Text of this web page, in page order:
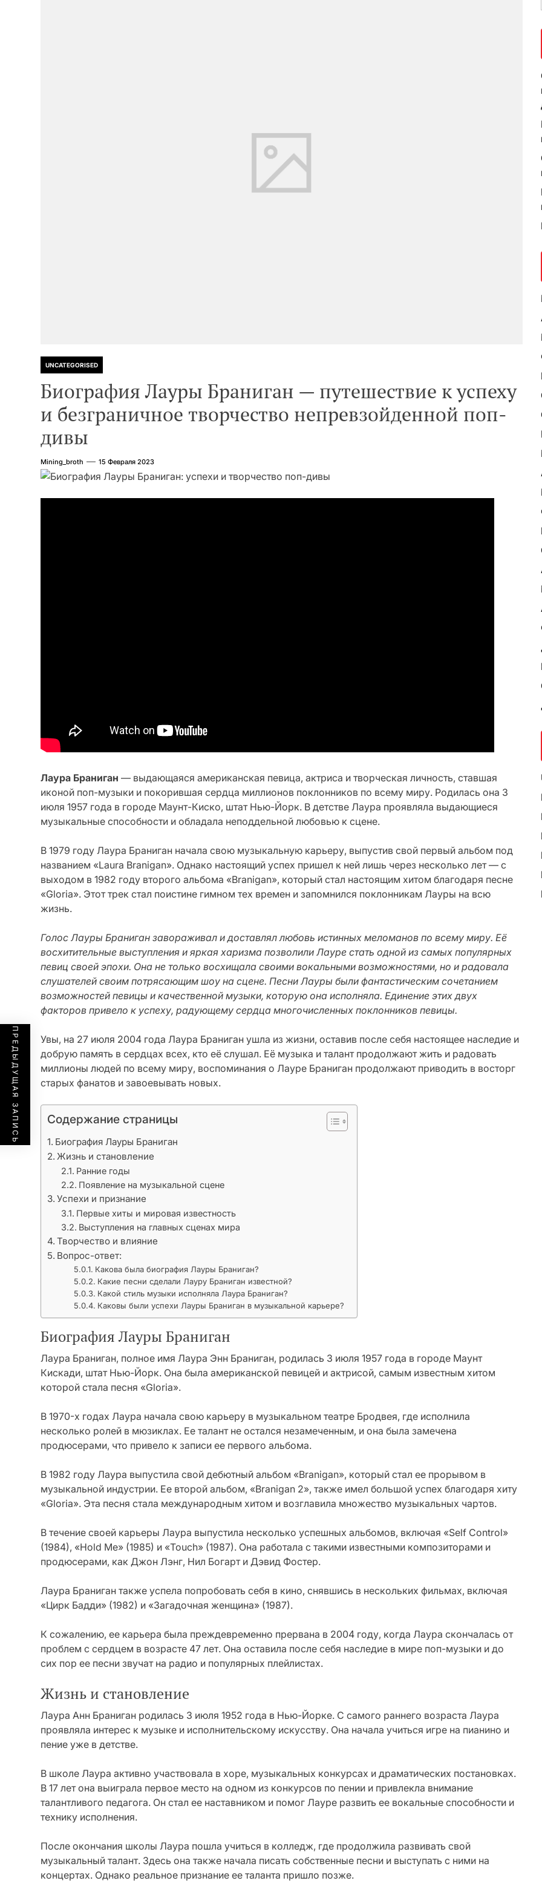
UNCATEGORISED
Биография Лауры Браниган — путешествие к успеху
и безграничное творчество непревзойденной поп-
дивы
Mining_broth 15 Февраля 2023
Лаура Браниган — выдающаяся американская певица, актриса и творческая личность, ставшая
иконой поп-музыки и покорившая сердца миллионов поклонников по всему миру. Родилась она 3
июля 1957 года в городе Маунт-Киско, штат Нью-Йорк. В детстве Лаура проявляла выдающиеся
музыкальные способности и обладала неподдельной любовью к сцене.
В 1979 году Лаура Браниган начала свою музыкальную карьеру, выпустив свой первый альбом под
названием «Laura Branigan». Однако настоящий успех пришел к ней лишь через несколько лет — с
выходом в 1982 году второго альбома «Branigan», который стал настоящим хитом благодаря песне
«Gloria». Этот трек стал поистине гимном тех времен и запомнился поклонникам Лауры на всю
жизнь.
Голос Лауры Браниган завораживал и доставлял любовь истинных меломанов по всему миру. Её
восхитительные выступления и яркая харизма позволили Лауре стать одной из самых популярных
певиц своей эпохи. Она не только восхищала своими вокальными возможностями, но и радовала
слушателей своим потрясающим шоу на сцене. Песни Лауры были фантастическим сочетанием
возможностей певицы и качественной музыки, которую она исполняла. Единение этих двух
факторов привело к успеху, радующему сердца многочисленных поклонников певицы.
Увы, на 27 июля 2004 года Лаура Браниган ушла из жизни, оставив после себя настоящее наследие и
добрую память в сердцах всех, кто её слушал. Её музыка и талант продолжают жить и радовать
миллионы людей по всему миру, воспоминания о Лауре Браниган продолжают приводить в восторг
старых фанатов и завоевывать новых.
Содержание страницы
Биография Лауры Браниган
Жизнь и становление
Ранние годы
Появление на музыкальной сцене
Успехи и признание
Первые хиты и мировая известность
Выступления на главных сценах мира
Творчество и влияние
Вопрос-ответ:
Какова была биография Лауры Браниган?
Какие песни сделали Лауру Браниган известной?
Какой стиль музыки исполняла Лаура Браниган?
Каковы были успехи Лауры Браниган в музыкальной карьере?
Биография Лауры Браниган
Лаура Браниган, полное имя Лаура Энн Браниган, родилась 3 июля 1957 года в городе Маунт
Кискади, штат Нью-Йорк. Она была американской певицей и актрисой, самым известным хитом
которой стала песня «Gloria».
В 1970-х годах Лаура начала свою карьеру в музыкальном театре Бродвея, где исполнила
несколько ролей в мюзиклах. Ее талант не остался незамеченным, и она была замечена
продюсерами, что привело к записи ее первого альбома.
В 1982 году Лаура выпустила свой дебютный альбом «Branigan», который стал ее прорывом в
музыкальной индустрии. Ее второй альбом, «Branigan 2», также имел большой успех благодаря хиту
«Gloria». Эта песня стала международным хитом и возглавила множество музыкальных чартов.
В течение своей карьеры Лаура выпустила несколько успешных альбомов, включая «Self Control»
(1984), «Hold Me» (1985) и «Touch» (1987). Она работала с такими известными композиторами и
продюсерами, как Джон Лэнг, Нил Богарт и Дэвид Фостер.
Лаура Браниган также успела попробовать себя в кино, снявшись в нескольких фильмах, включая
«Цирк Бадди» (1982) и «Загадочная женщина» (1987).
К сожалению, ее карьера была преждевременно прервана в 2004 году, когда Лаура скончалась от
проблем с сердцем в возрасте 47 лет. Она оставила после себя наследие в мире поп-музыки и до
сих пор ее песни звучат на радио и популярных плейлистах.
Жизнь и становление
Лаура Анн Браниган родилась 3 июля 1952 года в Нью-Йорке. С самого раннего возраста Лаура
проявляла интерес к музыке и исполнительскому искусству. Она начала учиться игре на пианино и
пение уже в детстве.
В школе Лаура активно участвовала в хоре, музыкальных конкурсах и драматических постановках.
В 17 лет она выиграла первое место на одном из конкурсов по пении и привлекла внимание
талантливого педагога. Он стал ее наставником и помог Лауре развить ее вокальные способности и
технику исполнения.
После окончания школы Лаура пошла учиться в колледж, где продолжила развивать свой
музыкальный талант. Здесь она также начала писать собственные песни и выступать с ними на
концертах. Однако реальное признание ее таланта пришло позже.
ПРЕДЫДУЩАЯ ЗАПИСЬ